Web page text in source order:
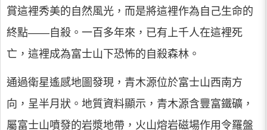
賞這裡秀美的自然風光，而是將這裡作為自己生命的
終點——自殺。一百多年來，已有上千人在這裡死
亡，這裡成為富士山下恐怖的自殺森林。
通過衛星遙感地圖發現，青木源位於富士山西南方
向，呈半月狀。地質資料顯示，青木源含豐富鐵礦，
屬富士山噴發的岩漿地帶，火山熔岩磁場作用令羅盤